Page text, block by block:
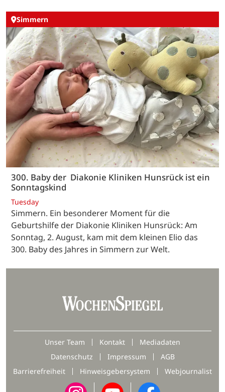
Simmern
300. Baby der Diakonie Kliniken Hunsrück ist ein
Sonntagskind
Tuesday
Simmern. Ein besonderer Moment für die
Geburtshilfe der Diakonie Kliniken Hunsrück: Am
Sonntag, 2. August, kam mit dem kleinen Elio das
300. Baby des Jahres in Simmern zur Welt.
Unser Team Kontakt
Mediadaten
Datenschutz
Impressum
AGB
Barrierefreiheit
Hinweisgebersystem Webjournalist